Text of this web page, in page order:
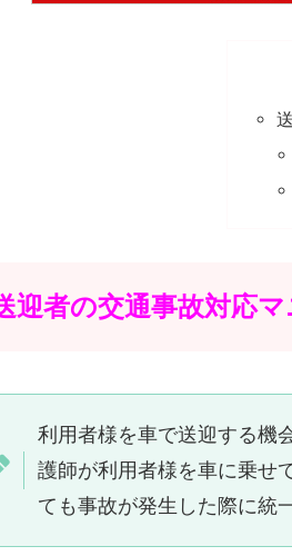
迎者の交通事故対応
利用者様を車で送迎する機
護師が利用者様を車に乗せ
ても事故が発生した際に統